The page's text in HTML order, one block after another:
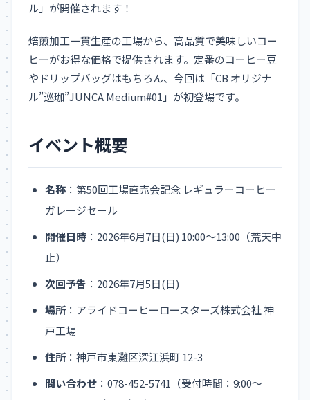
ル」が開催されます！
焙煎加工一貫生産の工場から、高品質で美味しいコー
ヒーがお得な価格で提供されます。定番のコーヒー豆
やドリップバッグはもちろん、今回は「CB オリジナ
ル”巡珈”JUNCA Medium#01」が初登場です。
イベント概要
名称 ：第50回工場直売会記念 レギュラーコーヒー
ガレージセール
開催日時 ：2026年6月7日(日) 10:00～13:00（荒天中
止）
次回予告 ：2026年7月5日(日)
場所：アライドコーヒーロースターズ株式会社 神
戸工場
住所：神戸市東灘区深江浜町 12-3
問い合わせ ：078-452-5741（受付時間：9:00～